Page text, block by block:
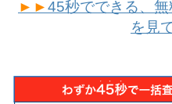
►►45秒でできる、無
を見